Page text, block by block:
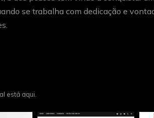
se trabalha com dedicação e
está aqui.